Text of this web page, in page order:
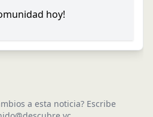
hoy!
a esta noticia? Escribe